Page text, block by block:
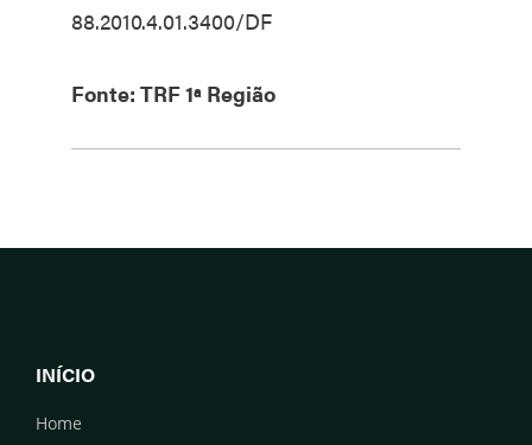
88.2010.4.01.3400/DF
Fonte: TRF 1ª Região
INÍCIO
Home